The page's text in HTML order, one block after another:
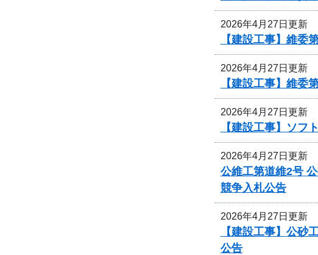
2026年4月27日更新
【建設工事】維
2026年4月27日更新
【建設工事】維
2026年4月27日更新
【建設工事】ソフ
2026年4月27日更新
公維工第道維2号
競争入札公告
2026年4月27日更新
【建設工事】公
公告